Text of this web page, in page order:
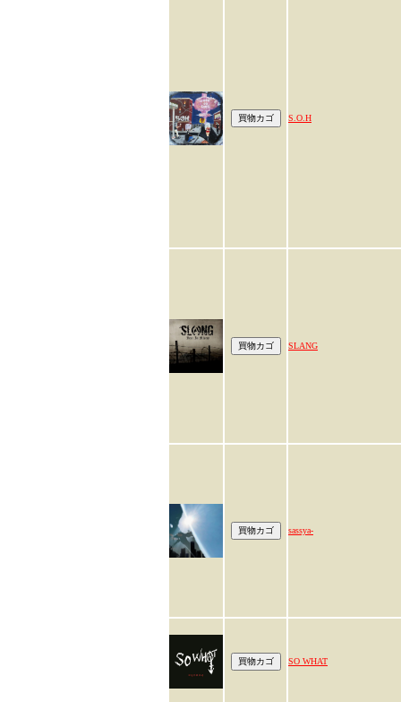
S.O.H
SLANG
sassya-
SO WHAT